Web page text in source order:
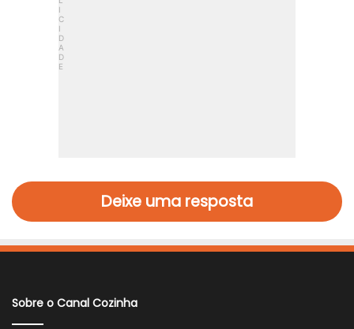
Deixe uma resposta
Sobre o Canal Cozinha